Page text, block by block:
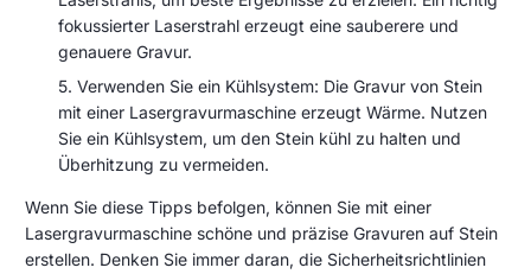
fokussierter Laserstrahl erzeugt eine sauberere und
genauere Gravur.
Verwenden Sie ein Kühlsystem: Die Gravur von Stein
mit einer Lasergravurmaschine erzeugt Wärme. Nutzen
Sie ein Kühlsystem, um den Stein kühl zu halten und
Überhitzung zu vermeiden.
Wenn Sie diese Tipps befolgen, können Sie mit einer
Lasergravurmaschine schöne und präzise Gravuren auf Stein
erstellen. Denken Sie immer daran, die Sicherheitsrichtlinien